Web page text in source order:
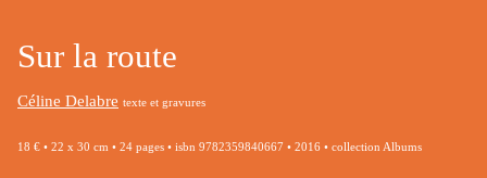
Sur la route
Céline Delabre texte et gravures
18 € • 22 x 30 cm • 24 pages • isbn 9782359840667 • 2016 • collection Albums